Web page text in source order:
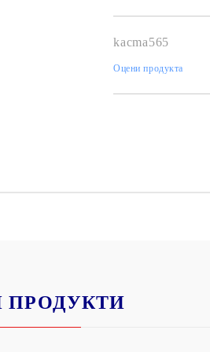
Креп, тишу, деко велпапе и
kacma565
Оцени продукта
ПРОДУКТИ